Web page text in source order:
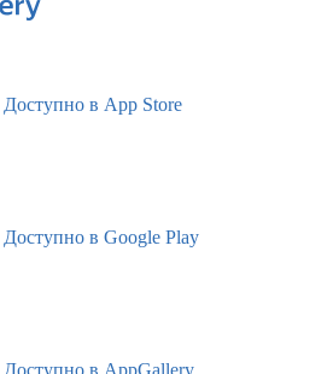
Доступно в App Store
Доступно в Google Play
Доступно в AppGallery